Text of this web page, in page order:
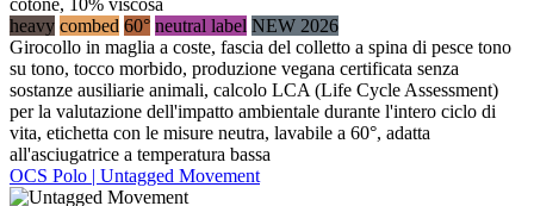
heavy combed 60° neutral label NEW 2026
Girocollo in maglia a coste, fascia del colletto a spina di pesce tono
su tono, tocco morbido, produzione vegana certificata senza
sostanze ausiliarie animali, calcolo LCA (Life Cycle Assessment)
per la valutazione dell'impatto ambientale durante l'intero ciclo di
vita, etichetta con le misure neutra, lavabile a 60°, adatta
all'asciugatrice a temperatura bassa
OCS Polo | Untagged Movement